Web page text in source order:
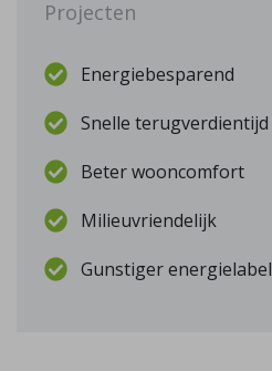
Projecten
Energiebesparend
Snelle terugverdientijd
Beter wooncomfort
Milieuvriendelijk
Gunstiger energielabel